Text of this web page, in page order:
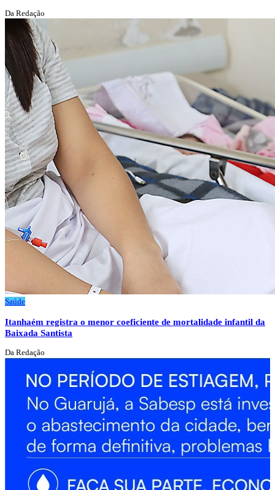
Da Redação
Saúde
Itanhaém registra o menor coeficiente de mortalidade infantil da
Baixada Santista
Da Redação